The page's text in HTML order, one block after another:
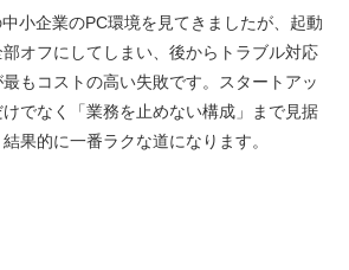
小企業のPC環境を見てきましたが、起動
オフにしてしまい、後からトラブル対応
もコストの高い失敗です。スタートアッ
でなく「業務を止めない構成」まで見据
果的に一番ラクな道になります。